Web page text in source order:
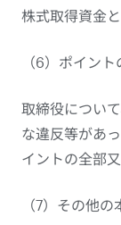
株式取得資金
（6）ポイン
取締役につい
な違反等があ
イントの全部
（7）その他